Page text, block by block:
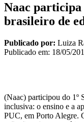
Naac
brasileiro de
Publicado por: Luiza
Publicado em: 18/05/
(Naac) participou do 1º
inclusiva: o ensino e a
PUC, em Porto Alegre.